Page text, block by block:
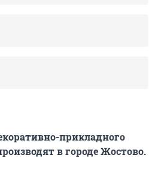
прикладного
в городе Жостово.